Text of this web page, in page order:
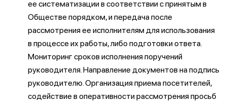
ее систематизации в соответствии с принятым в
Обществе порядком, и передача после
рассмотрения ее исполнителям для использования
в процессе их работы, либо подготовки ответа.
Мониторинг сроков исполнения поручений
руководителя. Направление документов на подпись
руководителю. Организация приема посетителей,
содействие в оперативности рассмотрения просьб